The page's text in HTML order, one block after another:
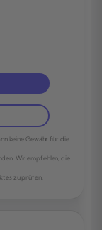
keine Gewähr für die
Wir empfehlen, die
zu prüfen.